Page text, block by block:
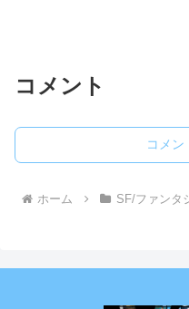
コメント
コメン
ホーム SF/ファンタ